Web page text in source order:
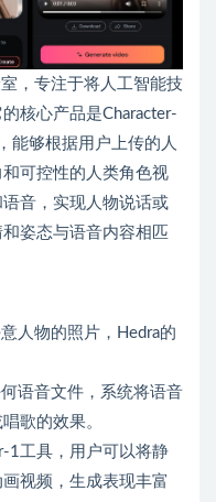
，专注于将人工智能技
核心产品是Character-
能够根据用户上传的人
可控性的人类角色视
音，实现人物说话或
姿态与语音内容相匹
人物的照片，Hedra的
语音文件，系统将语音
歌的效果。
1工具，用户可以将静
视频，生成表现丰富